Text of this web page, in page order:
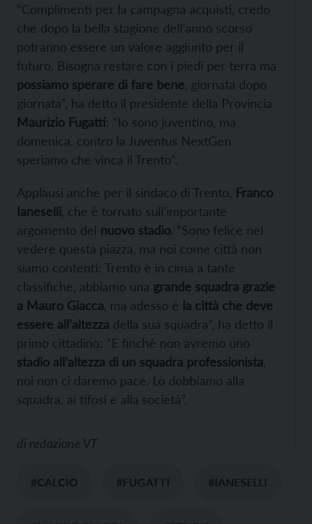
“Complimenti per la campagna acquisti, credo
che dopo la bella stagione dell’anno scorso
potranno essere un valore aggiunto per il
futuro. Bisogna restare con i piedi per terra ma
possiamo sperare di fare bene , giornata dopo
giornata”, ha detto il presidente della Provincia
Maurizio Fugatti: “Io sono juventino, ma
domenica, contro la Juventus NextGen
speriamo che vinca il Trento”.
Applausi anche per il sindaco di Trento, Franco
Ianeselli , che è tornato sull’importante
argomento del nuovo stadio. “Sono felice nel
vedere questa piazza, ma noi come città non
siamo contenti: Trento è in cima a tante
classifiche, abbiamo una grande squadra grazie
a Mauro Giacca , ma adesso è la città che deve
essere all’altezza della sua squadra”, ha detto il
primo cittadino: “E finché non avremo uno
stadio all’altezza di un squadra professionista
noi non ci daremo pace. Lo dobbiamo alla
squadra, ai tifosi e alla società”.
di redazione VT
#CALCIO #FUGATTI #IANESELLI